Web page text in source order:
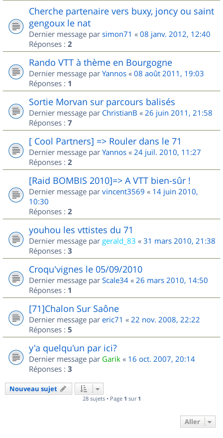
Cherche partenaire vers buxy, joncy ou saint
gengoux le nat
Dernier message par simon71 « 08 janv. 2012, 12:40
Réponses : 2
Rando VTT à thème en Bourgogne
Dernier message par Yannos « 08 août 2011, 19:03
Réponses : 1
Sortie Morvan sur parcours balisés
Dernier message par ChristianB « 26 juin 2011, 21:58
Réponses : 7
[ Cool Partners] => Rouler dans le 71
Dernier message par Yannos « 24 juil. 2010, 11:27
Réponses : 2
[Raid BOMBIS 2010]=> A VTT bien-sûr !
Dernier message par vincent3569 « 14 juin 2010,
10:30
Réponses : 2
youhou les vttistes du 71
Dernier message par gerald_83 « 31 mars 2010, 21:38
Réponses : 3
Croqu'vignes le 05/09/2010
Dernier message par Scale34 « 26 mars 2010, 14:50
Réponses : 1
[71]Chalon Sur Saône
Dernier message par eric71 « 22 nov. 2008, 22:22
Réponses : 5
y'a quelqu'un par ici?
Dernier message par Garik « 16 oct. 2007, 20:14
Réponses : 3
Nouveau sujet
28 sujets • Page 1 sur 1
Aller